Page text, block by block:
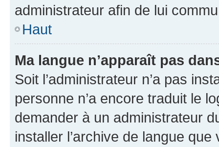
administrateur afin de lui
Haut
Ma langue n’apparaît pas
Soit l’administrateur n’a pas
personne n’a encore traduit le
demander à un administrateur
installer l’archive de langue